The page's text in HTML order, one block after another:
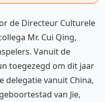
de Directeur Culturele
Mr. Cui Qing,
Vanuit de
toegezegd om dit jaar
delegatie vanuit China,
van Jie,